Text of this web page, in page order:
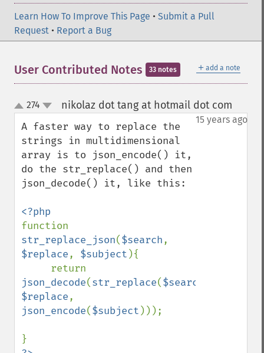
Learn How To Improve This Page • Submit a Pull
Request • Report a Bug
＋ add a note
User Contributed Notes 33 notes
up
down
274 nikolaz dot tang at hotmail dot com
15 years ago
A faster way to replace the
strings in multidimensional
array is to json_encode() it,
do the str_replace() and then
json_decode() it, like this:
str_replace_json($search
$replace, $subject ){
json_decode(str_replace($search
$replace
json_encode($subject )));